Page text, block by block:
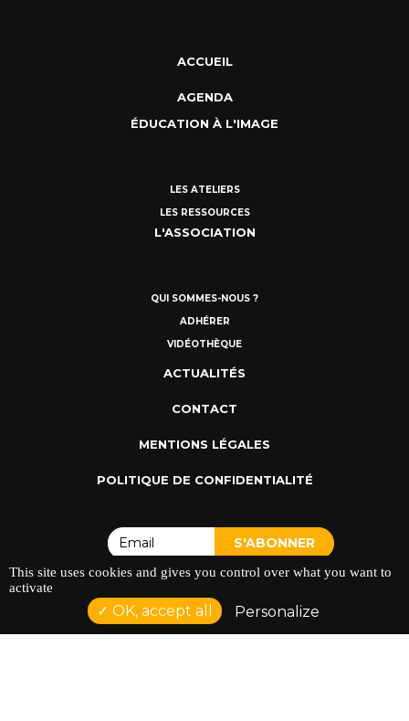
ACCUEIL
AGENDA
ÉDUCATION À L'IMAGE
LES ATELIERS
LES RESSOURCES
L'ASSOCIATION
QUI SOMMES-NOUS ?
ADHÉRER
VIDÉOTHÈQUE
ACTUALITÉS
CONTACT
MENTIONS LÉGALES
POLITIQUE DE CONFIDENTIALITÉ
ADRESSE : 128 AVENUE DU SERGENT MAGINOT 35000
RENNES
This site uses cookies and gives you control over what you want to
activate
OK, accept all Personalize